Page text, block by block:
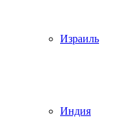
Израиль
Индия